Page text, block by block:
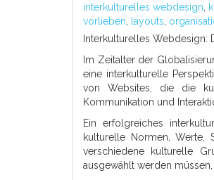
interkulturelles webdesign,
vorlieben, layouts,
Interkulturelles Webdesign:
Im Zeitalter der
eine interkulturelle
von Websites, die die
Kommunikation und
Ein erfolgreiches
kulturelle Normen, Werte,
verschiedene kulturelle
ausgewählt werden